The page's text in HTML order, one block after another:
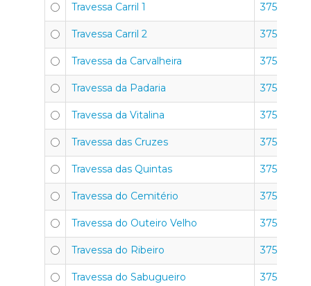
Travessa Carril 1 3750-351
Travessa Carril 2 3750-351
Travessa da Carvalheira 3750-351
Travessa da Padaria 3750-351
Travessa da Vitalina 3750-351
Travessa das Cruzes 3750-351
Travessa das Quintas 3750-351
Travessa do Cemitério 3750-351
Travessa do Outeiro Velho 3750-351
Travessa do Ribeiro 3750-351
Travessa do Sabugueiro 3750-351